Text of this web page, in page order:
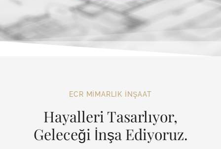
ECR MİMARLIK İNŞAAT
Hayalleri Tasarlıyor,
Geleceği İnşa Ediyoruz.